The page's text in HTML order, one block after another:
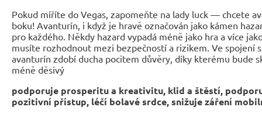
Pokud míříte do Vegas, zapomeňte na lady luck — chcete
boku! Avanturín, i když je hravě označován jako kámen
pro každého. Někdy hazard vypadá méně jako hra a více
musíte rozhodnout mezi bezpečností a rizikem. Ve spojení
avanturín zdobí ducha pocitem důvěry, díky kterému bude
méně děsivý
podporuje prosperitu a kreativitu, klid a štěstí,
pozitivní přístup, léčí bolavé srdce, snižuje záření